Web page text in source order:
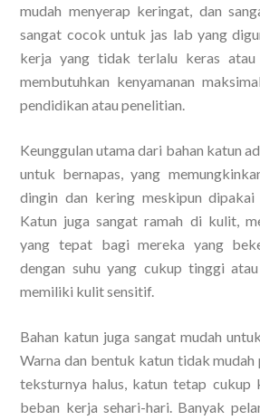
mudah menyerap keringat, dan
sangat cocok untuk jas lab yang
kerja yang tidak terlalu keras
membutuhkan kenyamanan
pendidikan atau penelitian.
Keunggulan utama dari bahan katun
untuk bernapas, yang
dingin dan kering meskipun
Katun juga sangat ramah di kulit,
yang tepat bagi mereka yang
dengan suhu yang cukup tinggi
memiliki kulit sensitif.
Bahan katun juga sangat mudah
Warna dan bentuk katun tidak mudah
teksturnya halus, katun tetap cukup
beban kerja sehari-hari. Banyak